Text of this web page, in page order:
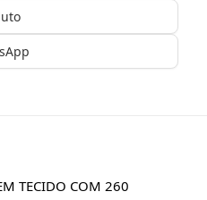
TECIDO COM 260